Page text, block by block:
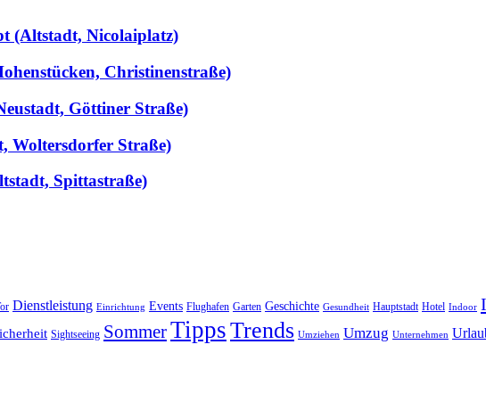
(Altstadt, Nicolaiplatz)
Christinenstraße)
Göttiner Straße)
Woltersdorfer Straße)
Spittastraße)
Dienstleistung Einrichtung Events Flughafen Garten Geschichte Gesundheit Hauptstadt Hotel Indoor
Sightseeing SommerTippsTrends Umziehen Umzug Unternehmen